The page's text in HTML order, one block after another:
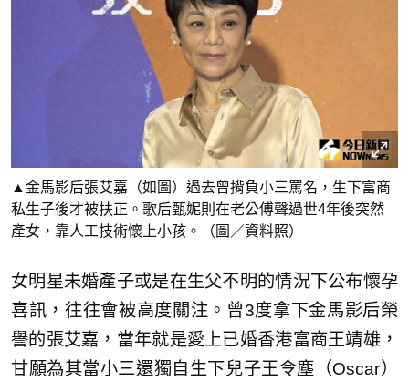
▲金馬影后張艾嘉（如圖）過去曾揹負小三罵名，生下富商
私生子後才被扶正。歌后甄妮則在老公傅聲過世4年後突然
產女，靠人工技術懷上小孩。（圖／資料照）
女明星未婚產子或是在生父不明的情況下公布懷孕
喜訊，往往會被高度關注。曾3度拿下金馬影后榮
譽的張艾嘉，當年就是愛上已婚香港富商王靖雄，
甘願為其當小三還獨自生下兒子王令塵（Oscar）